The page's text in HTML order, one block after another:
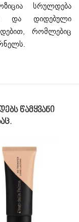
სრულდება
და დიდებული
რომლებიც
Წამყვანი